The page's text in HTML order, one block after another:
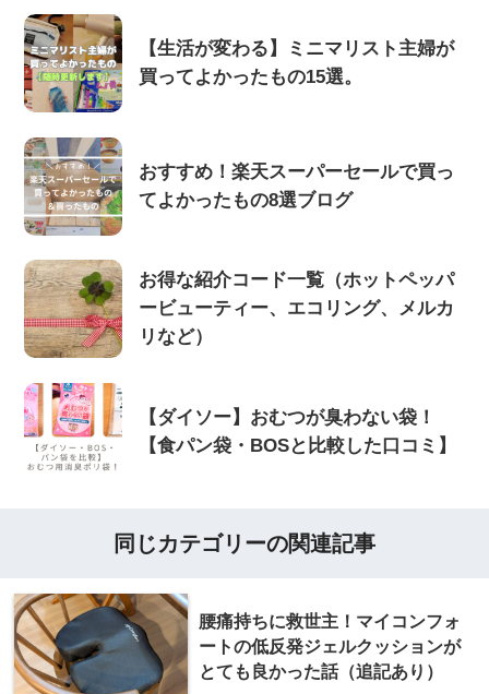
【生活が変わる】ミニマリスト主婦が
買ってよかったもの15選。
おすすめ！楽天スーパーセールで買っ
てよかったもの8選ブログ
お得な紹介コード一覧（ホットペッパ
ービューティー、エコリング、メルカ
リなど）
【ダイソー】おむつが臭わない袋！
【食パン袋・BOSと比較した口コミ】
同じカテゴリーの関連記事
腰痛持ちに救世主！マイコンフォ
ートの低反発ジェルクッションが
とても良かった話（追記あり）